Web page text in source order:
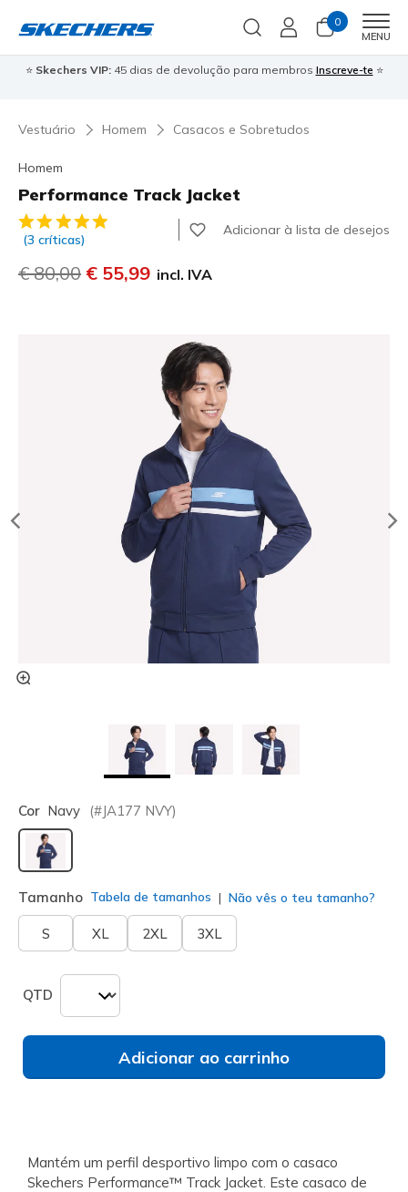
0
MENU
⭐ Skechers VIP:45 dias de devolução para membros Inscreve-te ⭐
Vestuário Homem Casacos e Sobretudos
Homem
Performance Track Jacket
4$7 de 5 – Classificação do cliente
(3 críticas)
Adicionar à lista de desejos
Preço com desconto de
€ 80,00 para
€ 55,99 incl. IVA
Cor Navy (#JA177 NVY)
selecionado
Tamanho Tabela de tamanhos Não vês o teu tamanho?
S XL 2XL 3XL
QTD
Adicionar ao carrinho
Mantém um perfil desportivo limpo com o casaco
Skechers Performance™ Track Jacket. Este casaco de